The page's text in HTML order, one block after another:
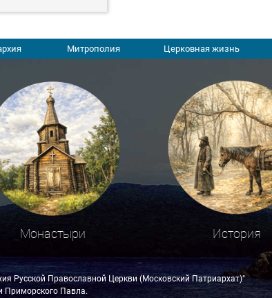
Митрополия Церковная жизнь
Монастыри История
Русской Православной Церкви (Московский Патриархат)"
Приморского Павла.